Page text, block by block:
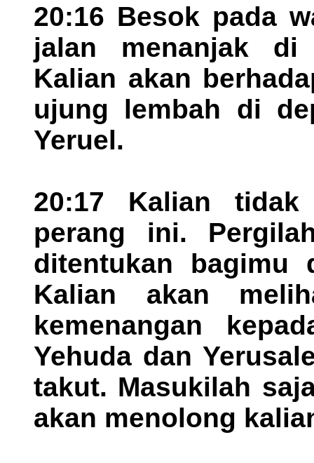
20:16 Besok pada
jalan menanjak di
Kalian akan
ujung lembah di
Yeruel.
20:17 Kalian
perang ini.
ditentukan
Kalian akan
kemenangan
Yehuda dan
takut. Masukilah
akan menolong